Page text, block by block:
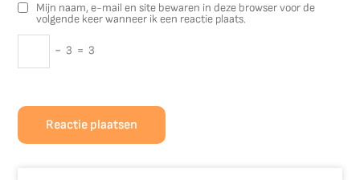
Mijn naam, e-mail en site bewaren in deze browser voor de
volgende keer wanneer ik een reactie plaats.
− 3 = 3